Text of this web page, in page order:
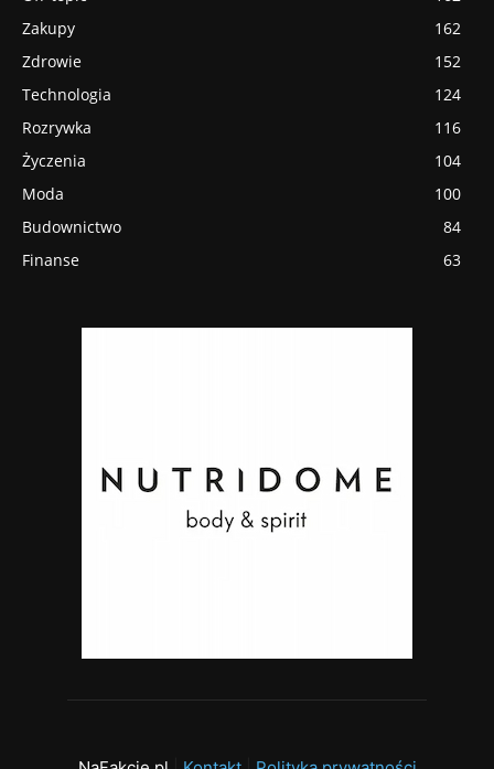
Zakupy
162
Zdrowie
152
Technologia
124
Rozrywka
116
Życzenia
104
Moda
100
Budownictwo
84
Finanse
63